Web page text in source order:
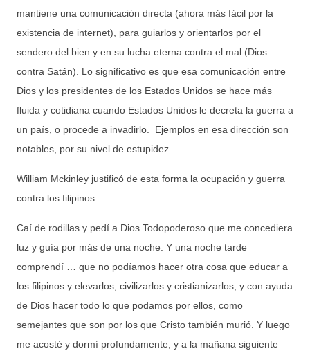
mantiene una comunicación directa (ahora más fácil por la
existencia de internet), para guiarlos y orientarlos por el
sendero del bien y en su lucha eterna contra el mal (Dios
contra Satán). Lo significativo es que esa comunicación entre
Dios y los presidentes de los Estados Unidos se hace más
fluida y cotidiana cuando Estados Unidos le decreta la guerra a
un país, o procede a invadirlo. Ejemplos en esa dirección son
notables, por su nivel de estupidez.
William Mckinley justificó de esta forma la ocupación y guerra
contra los filipinos:
Caí de rodillas y pedí a Dios Todopoderoso que me concediera
luz y guía por más de una noche. Y una noche tarde
comprendí … que no podíamos hacer otra cosa que educar a
los filipinos y elevarlos, civilizarlos y cristianizarlos, y con ayuda
de Dios hacer todo lo que podamos por ellos, como
semejantes que son por los que Cristo también murió. Y luego
me acosté y dormí profundamente, y a la mañana siguiente